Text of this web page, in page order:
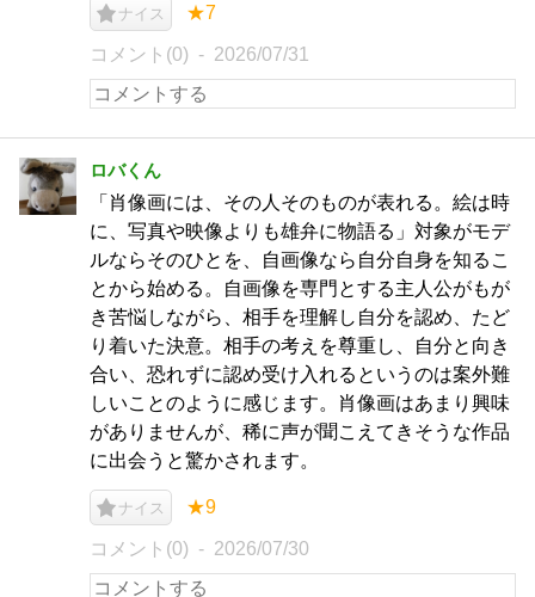
ナイス ★7
コメント(0) 2026/07/31
ロバくん
「肖像画には、その人そのものが表れる。絵は時
に、写真や映像よりも雄弁に物語る」対象がモデ
ルならそのひとを、自画像なら自分自身を知るこ
とから始める。自画像を専門とする主人公がもが
き苦悩しながら、相手を理解し自分を認め、たど
り着いた決意。相手の考えを尊重し、自分と向き
合い、恐れずに認め受け入れるというのは案外難
しいことのように感じます。肖像画はあまり興味
がありませんが、稀に声が聞こえてきそうな作品
に出会うと驚かされます。
ナイス ★9
コメント(0) 2026/07/30